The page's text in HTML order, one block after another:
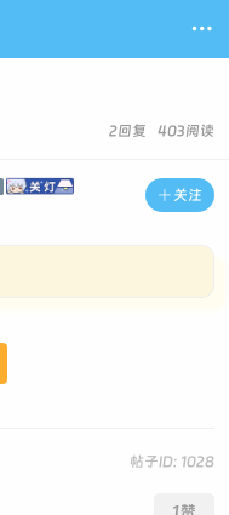

2回复 403阅读
 关注
帖子ID: 1028